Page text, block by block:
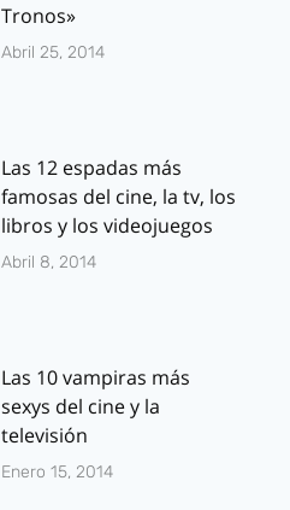
Tronos»
Abril 25, 2014
Las 12 espadas más
famosas del cine, la tv, los
libros y los videojuegos
Abril 8, 2014
Las 10 vampiras más
sexys del cine y la
televisión
Enero 15, 2014